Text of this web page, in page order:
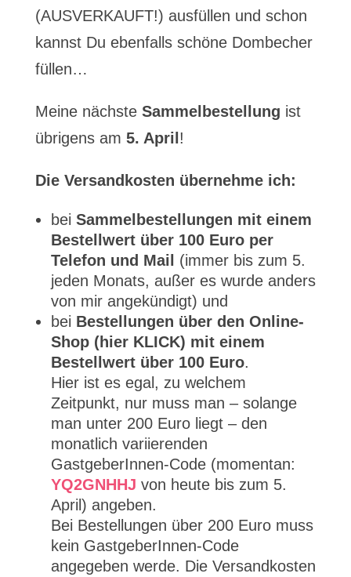
(AUSVERKAUFT!) ausfüllen und schon
kannst Du ebenfalls schöne Dombecher
füllen…
Meine nächste Sammelbestellung ist
übrigens am 5. April !
Die Versandkosten übernehme ich:
bei Sammelbestellungen mit einem
Bestellwert über 100 Euro per
Telefon und Mail
(immer bis zum 5.
jeden Monats, außer es wurde anders
von mir angekündigt) und
bei Bestellungen über den Online-
Shop (hier KLICK) mit einem
Bestellwert über 100 Euro.
Hier ist es egal, zu welchem
Zeitpunkt, nur muss man – solange
man unter 200 Euro liegt – den
monatlich variierenden
GastgeberInnen-Code (momentan:
YQ2GNHHJ von heute bis zum 5.
April) angeben.
Bei Bestellungen über 200 Euro muss
kein GastgeberInnen-Code
angegeben werde. Die Versandkosten